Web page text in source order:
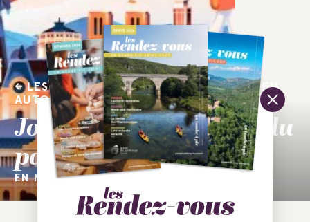
LES ÉVÉNEMENTS À NE PAS MANQUER EN
AUTOMNE
Journées européennes du
patrimoine
EN MAI